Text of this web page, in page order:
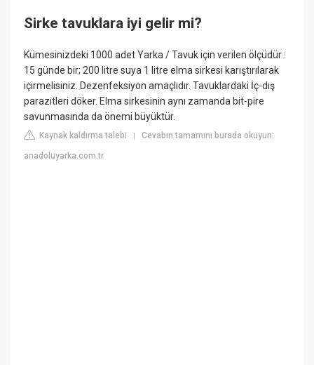
Sirke tavuklara iyi gelir mi?
Kümesinizdeki 1000 adet Yarka / Tavuk için verilen ölçüdür :
15 günde bir; 200 litre suya 1 litre elma sirkesi karıştırılarak
içirmelisiniz. Dezenfeksiyon amaçlıdır. Tavuklardaki İç-dış
parazitleri döker. Elma sirkesinin aynı zamanda bit-pire
savunmasında da önemi büyüktür.
Kaynak kaldırma talebi |Cevabın tamamını burada okuyun:
anadoluyarka.com.tr